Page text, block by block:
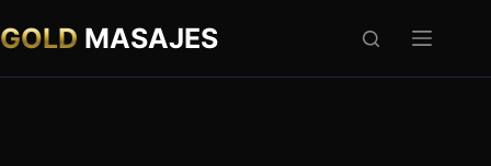
al
contenido
GOLD MASAJES